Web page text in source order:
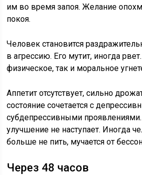
им во время запоя. Желание
покоя.
Человек становится
в агрессию. Его мутит, иногда
физическое, так и моральное
Аппетит отсутствует, сильно
состояние сочетается с
субдепрессивными
улучшение не наступает. Иногда
больше не пить, мучается от
Через 48 часов